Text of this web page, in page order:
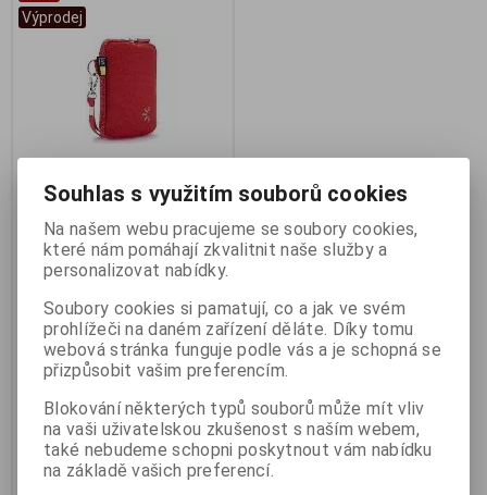
Výprodej
Univerzální pouzdro Neopren
Výrobce: CASELOGIC
Katalogové číslo:1_BRCL7324
Záruka (měsíců):
Termín dodání (dny): skladem
Skladem: 1 ks
Hmotnost:0,1 kg
EAN:085854225113
CASE LOGIC UNZB202 R
Univerzální pouzdro Neopren
10x6cm. Univerzální neoprenové
pouzdro pro přenosnou
elektroniku jako digitální
fotoaparát, mobilní telefon nebo
Souhlas s využitím souborů cookies
Na našem webu pracujeme se soubory cookies,
které nám pomáhají zkvalitnit naše služby a
personalizovat nabídky.
Soubory cookies si pamatují, co a jak ve svém
prohlížeči na daném zařízení děláte. Díky tomu
webová stránka funguje podle vás a je schopná se
přizpůsobit vašim preferencím.
Blokování některých typů souborů může mít vliv
na vaši uživatelskou zkušenost s naším webem,
také nebudeme schopni poskytnout vám nabídku
na základě vašich preferencí.